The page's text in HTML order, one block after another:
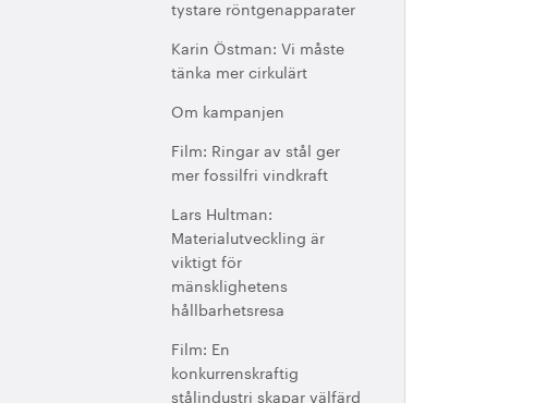
tystare röntgenapparater
Karin Östman: Vi måste
tänka mer cirkulärt
Om kampanjen
Film: Ringar av stål ger
mer fossilfri vindkraft
Lars Hultman:
Materialutveckling är
viktigt för
mänsklighetens
hållbarhetsresa
Film: En
konkurrenskraftig
stålindustri skapar välfärd